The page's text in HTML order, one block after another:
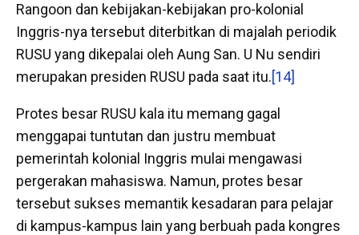
Rangoon dan kebijakan-kebijakan pro-kolonial
Inggris-nya tersebut diterbitkan di majalah periodik
RUSU yang dikepalai oleh Aung San. U Nu sendiri
merupakan presiden RUSU pada saat itu.[14]
Protes besar RUSU kala itu memang gagal
menggapai tuntutan dan justru membuat
pemerintah kolonial Inggris mulai mengawasi
pergerakan mahasiswa. Namun, protes besar
tersebut sukses memantik kesadaran para pelajar
di kampus-kampus lain yang berbuah pada kongres